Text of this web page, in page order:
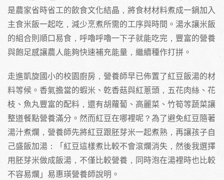
是農家省時省工的飲食文化結晶，將食材材料煮成一鍋加入
主食米飯一起吃，減少烹煮所需的工序與時間。湯水讓米飯
的組合則順口易食，呼嚕呼嚕一下子就能吃完，豐富的營養
與飽足感讓農人能夠快速補充能量，繼續種作打拼。
走進凱旋國小的校園廚房，營養師早已佈置了紅豆飯湯的材
料等候。香氣擔當的蝦米、乾香菇與紅蔥頭，五花肉絲、花
枝、魚丸豐富的配料，還有胡蘿蔔、高麗菜、竹筍等蔬菜讓
整道餐點營養滿分。然而紅豆在哪裡呢？為了避免紅豆隨著
湯汁煮爛，營養師先將紅豆跟胚芽米一起煮熟，再讓孩子自
己盛飯加湯：「紅豆這樣煮比較不會滾爛消失，然後我選擇
用胚芽米做成飯湯，不僅比較營養，同時泡在湯裡時也比較
不容易爛」易惠瑛營養師說明。